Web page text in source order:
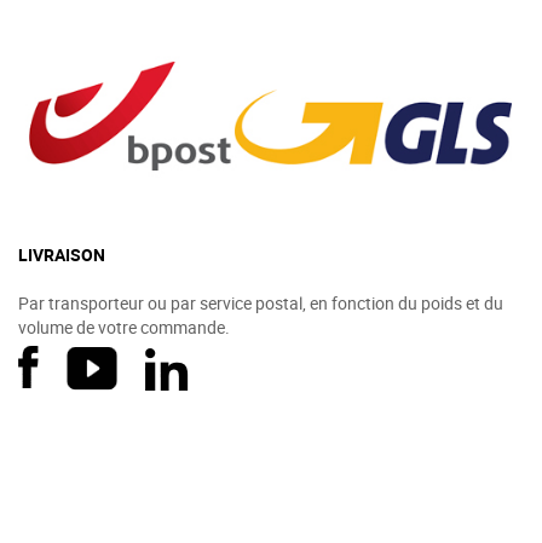
LIVRAISON
Par transporteur ou par service postal, en fonction du poids et du
volume de votre commande.